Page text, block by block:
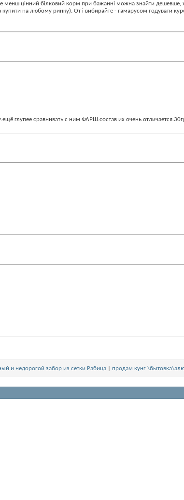
цінний білковий корм при бажанні можна знайти дешевше,
на любому ринку). От і вибирайте - гамарусом годувати
глупее сравнивать с ним ФАРШ.состав их очень
и недорогой забор из сетки Рабица| продам кунг